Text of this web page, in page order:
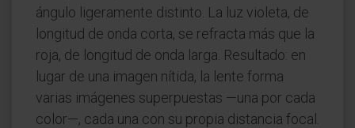
ángulo ligeramente distinto. La luz violeta, de
longitud de onda corta, se refracta más que la
roja, de longitud de onda larga. Resultado: en
lugar de una imagen nítida, la lente forma
varias imágenes superpuestas —una por cada
color—, cada una con su propia distancia focal.